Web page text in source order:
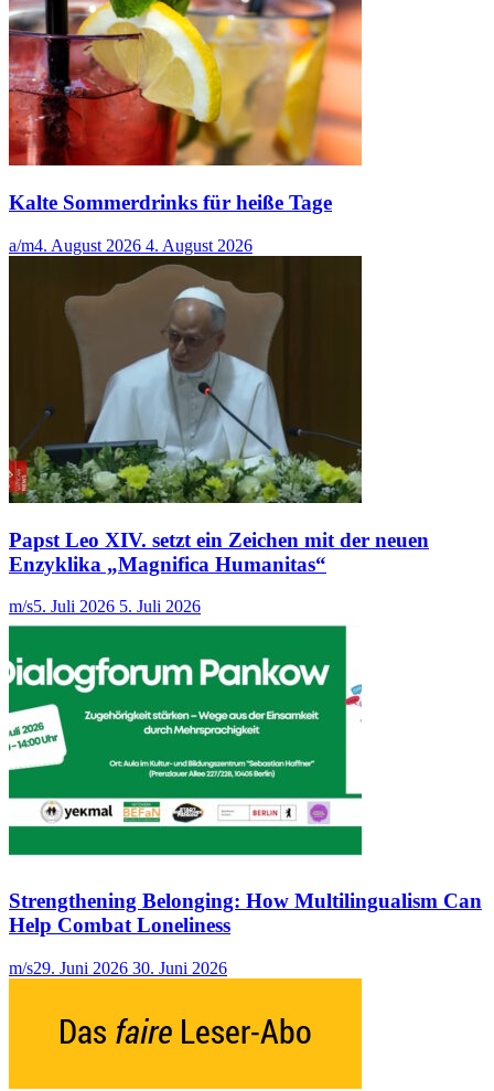
Kalte Sommerdrinks für heiße Tage
a/m4. August 2026 4. August 2026
Papst Leo XIV. setzt ein Zeichen mit der neuen
Enzyklika „Magnifica Humanitas“
m/s5. Juli 2026 5. Juli 2026
Strengthening Belonging: How Multilingualism Can
Help Combat Loneliness
m/s29. Juni 2026 30. Juni 2026